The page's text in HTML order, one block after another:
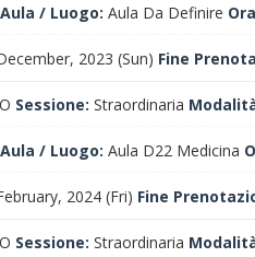
Aula / Luogo: Aula Da Definire
2023 (Sun) Fine
Sessione: Straordinaria
Aula / Luogo: Aula D22 Medicina
2024 (Fri) Fine
Sessione: Straordinaria